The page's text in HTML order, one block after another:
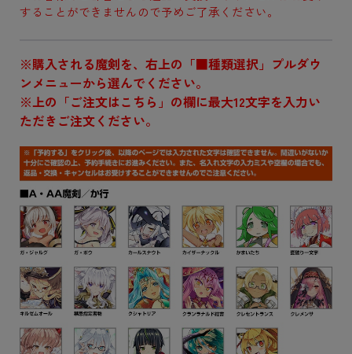
することができませんので予めご了承ください。
※購入される魔剣を、右上の「■種類選択」プルダウ
ンメニューから選んでください。
※上の「ご注文はこちら」の欄に最大12文字を入力い
ただきご注文ください。